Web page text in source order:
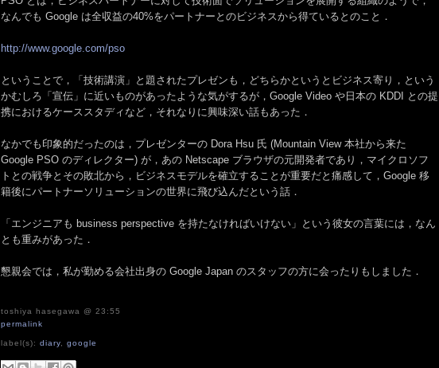
なんでも Google は全収益の40%をパートナーとのビジネスから得ているとのこと．
http://www.google.com/pso
ということで，「技術講演」と題されたプレゼンも，どちらかというとビジネス寄り，という
かむしろ「宣伝」に近いものがあったような気がするが，Google Video や日本の KDDI との提
携におけるケーススタディなど，それなりに興味深い話もあった．
なかでも印象的だったのは，プレゼンターの Dora Hsu 氏 (Mountain View 本社から来た
Google PSO のディレクター) が，あの Netscape ブラウザの元開発者であり，マイクロソフ
トとの戦争とその敗北から，ビジネスモデルを確立することが重要だと痛感して，Google 移
籍後にパートナーソリューションの世界に飛び込んだという話．
「エンジニアも business perspective を持たなければいけない」という彼女の言葉には，なん
とも重みがあった．
懇親会では，私が勤める会社出身の Google Japan のスタッフの方に会ったりもしました．
toshiya hasegawa @ 23:55
permalink
label(s):diary ,google